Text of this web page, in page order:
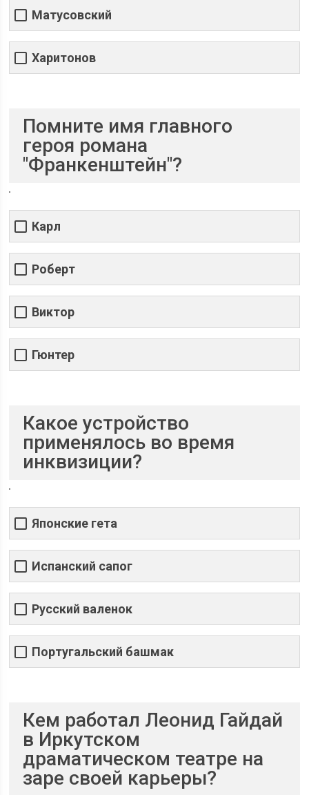
Матусовский
Харитонов
Помните имя главного
героя романа
"Франкенштейн"?
Карл
Роберт
Виктор
Гюнтер
Какое устройство
применялось во время
инквизиции?
Японские гета
Испанский сапог
Русский валенок
Португальский башмак
Кем работал Леонид Гайдай
в Иркутском
драматическом театре на
заре своей карьеры?